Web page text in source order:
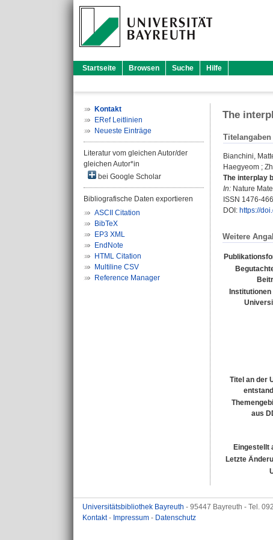
Startseite Browsen Suche Hilfe
Kontakt
ERef Leitlinien
Neueste Einträge
Literatur vom gleichen Autor/der
gleichen Autor*in
bei Google Scholar
Bibliografische Daten exportieren
ASCII Citation
BibTeX
EP3 XML
EndNote
HTML Citation
Multiline CSV
Reference Manager
The
Titelangaben
Bianchini,
Haegyeom ;
The interplay
In: Nature
ISSN 1476-
DOI: https://
Weitere
Institutionen
Titel an der
aus
Eingestellt
Letzte
Universitätsbibliothek Bayreuth - 95447 Bayreuth - Tel.
Kontakt- Impressum - Datenschutz